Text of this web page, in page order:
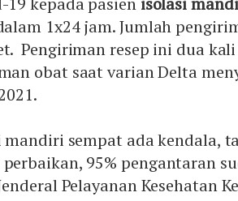
1x24 jam. Jumlah
Pengiriman resep ini dua
obat saat varian Delta
sempat ada kendala,
95% pengantaran
Pelayanan Kesehatan